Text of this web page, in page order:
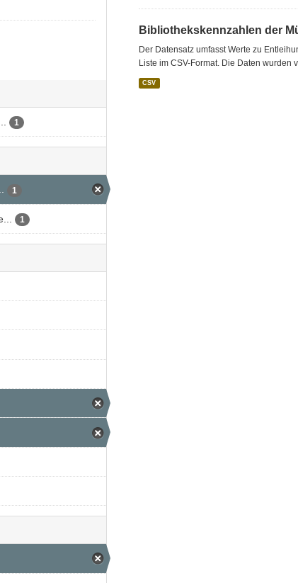
1
1
1
Bibliothekskennzahlen der
Der Datensatz umfasst Werte zu
Liste im CSV-Format. Die Daten wurden
CSV